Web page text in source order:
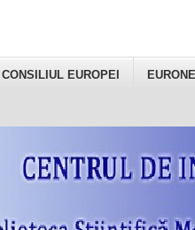
CONSILIUL EUROPEI